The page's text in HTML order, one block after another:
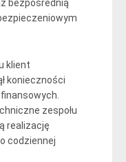
bezpośrednią
klient
konieczności
zespołu
realizację
codziennej